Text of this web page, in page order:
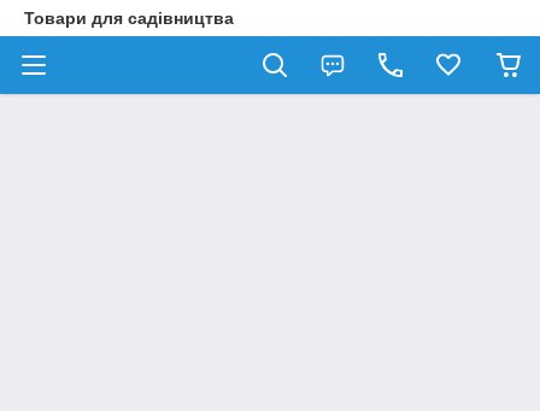
Товари для садівництва